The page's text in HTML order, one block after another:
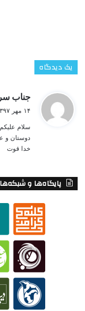
یک دیدگاه
جناب
۱۴ مهر ۱۳۹۷ در ۴:۵۲ ب٫ظ
سلام
دوستان و
خدا قوت
پایگاه‌ها و